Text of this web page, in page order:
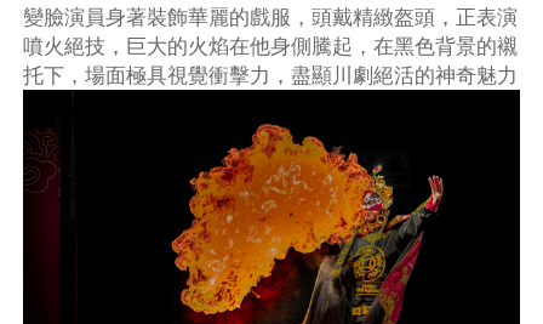
變臉演員身著裝飾華麗的戲服，頭戴精緻盔頭，正表演
噴火絕技，巨大的火焰在他身側騰起，在黑色背景的襯
托下，場面極具視覺衝擊力，盡顯川劇絕活的神奇魅力